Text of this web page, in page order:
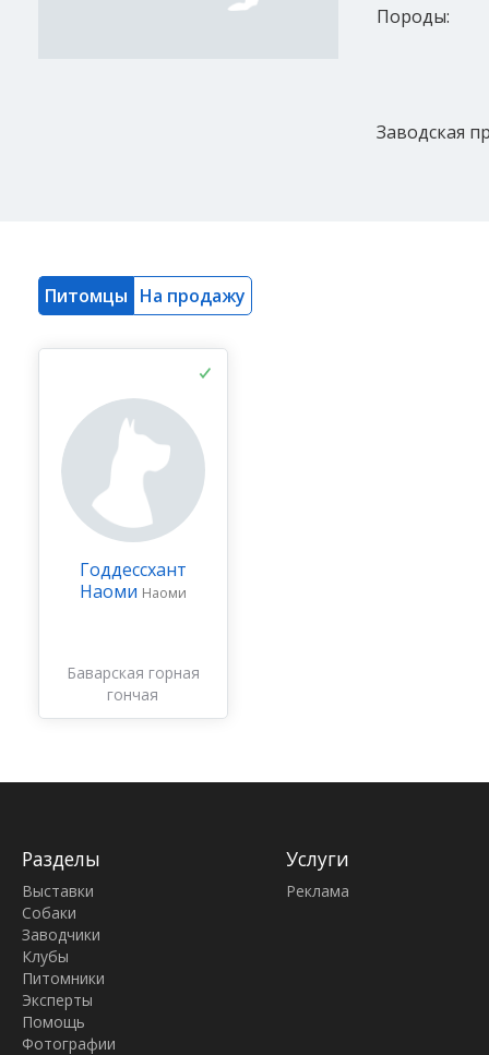
Породы:
Заводская
Питомцы На продажу
Годдессхант
Наоми Наоми
Баварская горная
гончая
Разделы
Выставки
Собаки
Заводчики
Клубы
Питомники
Эксперты
Помощь
Фотографии
Услуги
Реклама